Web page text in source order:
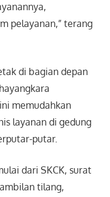
pelayanan,” terang
di bagian depan
memudahkan
layanan di gedung
putar.
dari SKCK, surat
tilang,